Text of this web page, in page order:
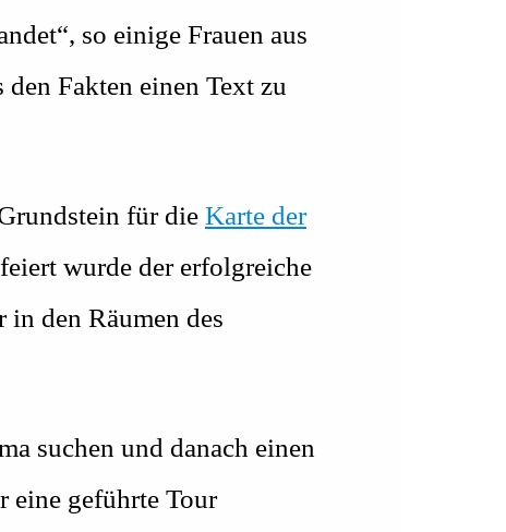
so einige Frauen aus
Fakten einen Text zu
für die Karte der
wurde der erfolgreiche
den Räumen des
suchen und danach einen
eine geführte Tour